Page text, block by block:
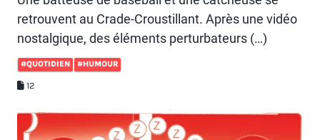
retrouvent au Crade-Croustillant. Après une vidéo
nostalgique, des éléments perturbateurs (…)
#QUOTIDIEN #HUMOUR
12